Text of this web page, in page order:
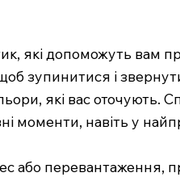
які допоможуть вам
зупинитися і
які вас оточують.
моменти, навіть у
або перевантаження,